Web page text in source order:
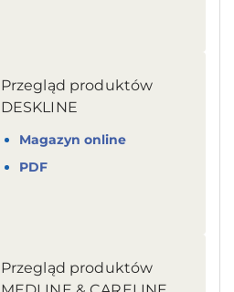
Przegląd produktów
DESKLINE
Magazyn online
PDF
Przegląd produktów